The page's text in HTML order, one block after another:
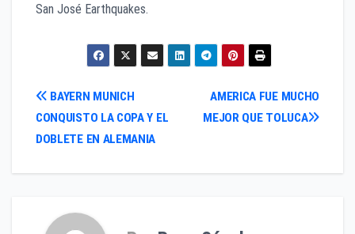
San José Earthquakes.
Navegación
de
entradas
AMERICA FUE MUCHO
MEJOR QUE TOLUCA
BAYERN MUNICH
CONQUISTO LA COPA Y EL
DOBLETE EN ALEMANIA